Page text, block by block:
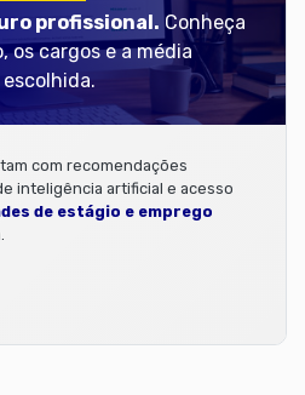
profissional. Conheça
os cargos e a média
com recomendações
inteligência artificial e acesso
de estágio e emprego